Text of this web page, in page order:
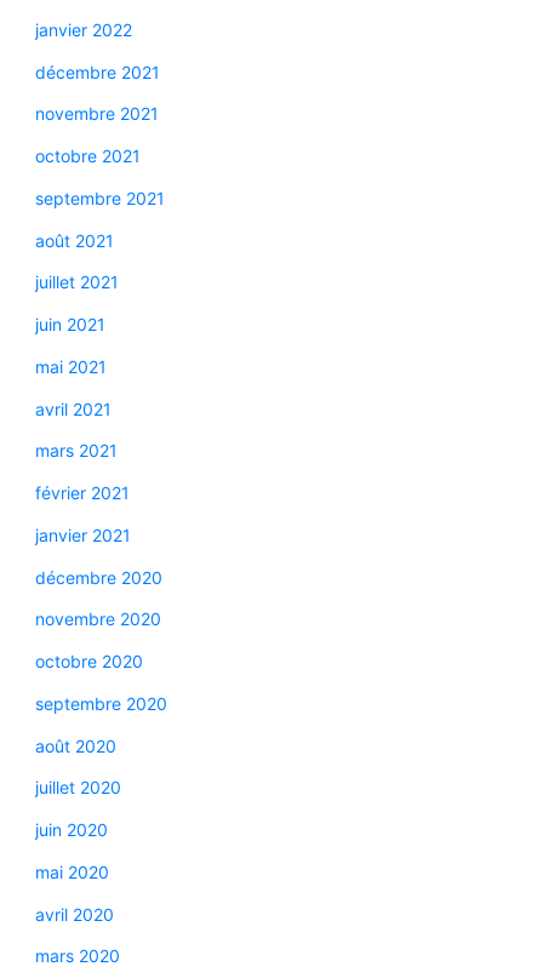
janvier 2022
décembre 2021
novembre 2021
octobre 2021
septembre 2021
août 2021
juillet 2021
juin 2021
mai 2021
avril 2021
mars 2021
février 2021
janvier 2021
décembre 2020
novembre 2020
octobre 2020
septembre 2020
août 2020
juillet 2020
juin 2020
mai 2020
avril 2020
mars 2020